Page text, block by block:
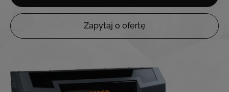
Zapytaj o ofertę